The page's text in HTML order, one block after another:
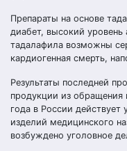
Препараты на основе
диабет, высокий
тадалафила возможны
кардиогенная смерть,
Результаты последней
продукции из обращения
года в России действует
изделий медицинского
возбуждено уголовное